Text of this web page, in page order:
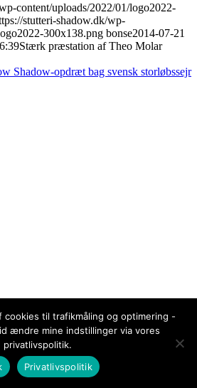
content/uploads/2022/01/logo2022-
stutteri-shadow.dk/wp-
300x138.png bonse2014-07-21
Stærk præstation af Theo Molar
Shadow-opdræt bag svensk storløbssejr
cookies til trafikmåling og optimering -
ændre mine indstillinger via vores
privatlivspolitik.
Privatlivspolitik